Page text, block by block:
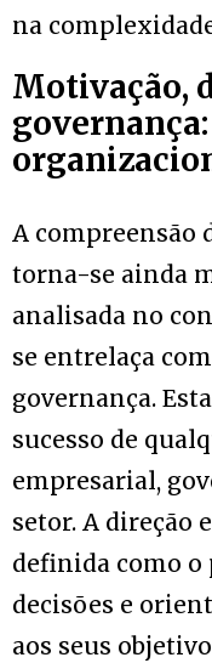
na
Motivação,
A compreensão
torna-se ainda
analisada no
se entrelaça
governança.
sucesso de
empresarial,
setor. A direção
definida como o
decisões e
aos seus